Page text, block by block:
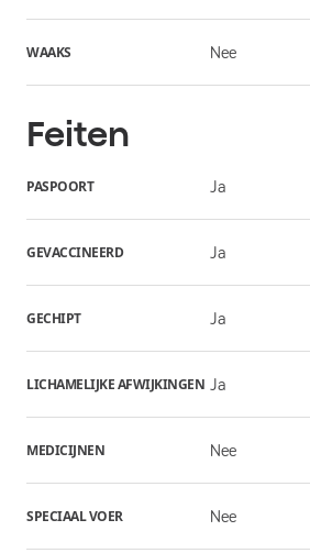
WAAKS Nee
Feiten
PASPOORT Ja
GEVACCINEERD Ja
GECHIPT Ja
LICHAMELIJKE AFWIJKINGEN Ja
MEDICIJNEN Nee
SPECIAAL VOER Nee